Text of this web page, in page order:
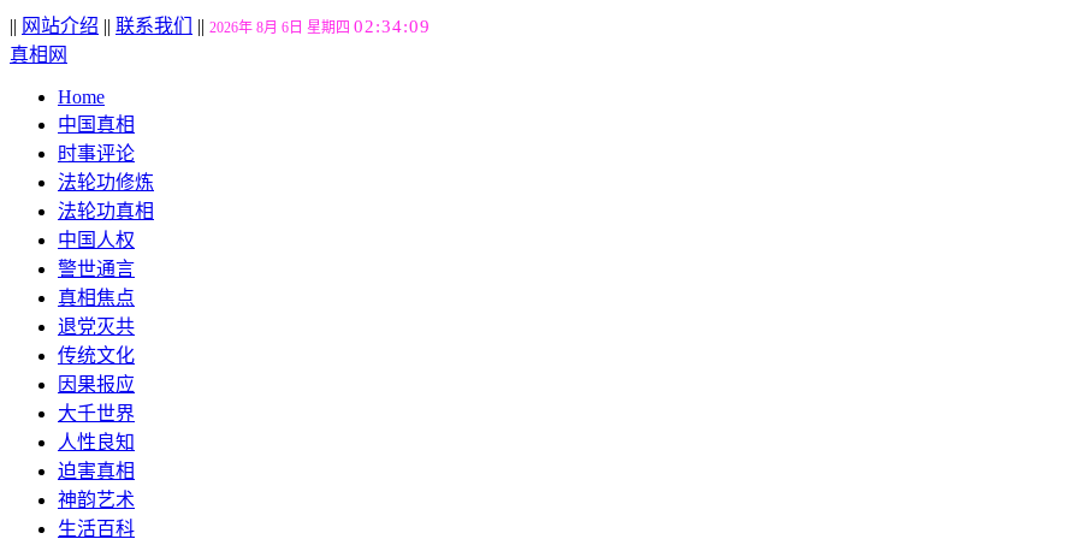
|| 网站介绍 || 联系我们 || 2026年 8月 6日 星期四 02:34:10
真相网
Home
中国真相
时事评论
法轮功修炼
法轮功真相
中国人权
警世通言
真相焦点
退党灭共
传统文化
因果报应
大千世界
人性良知
迫害真相
神韵艺术
生活百科